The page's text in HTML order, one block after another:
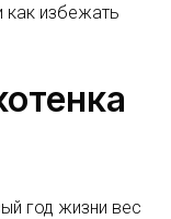
как избежать
год жизни вес